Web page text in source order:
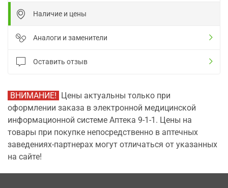
Наличие и цены
Аналоги и заменители
Оставить отзыв
ВНИМАНИЕ! Цены актуальны только при
оформлении заказа в электронной медицинской
информационной системе Аптека 9-1-1. Цены на
товары при покупке непосредственно в аптечных
заведениях-партнерах могут отличаться от указанных
на сайте!